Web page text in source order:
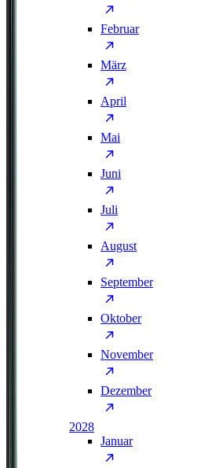
Februar
März
April
Mai
Juni
Juli
August
September
Oktober
November
Dezember
2028
Januar